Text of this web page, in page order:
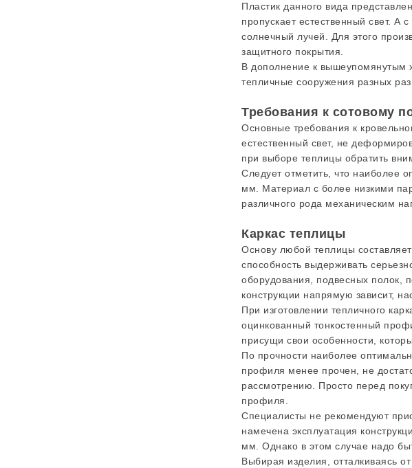
Пластик данного вида
пропускает естественный свет. А
солнечный лучей. Для этого
защитного покрытия.
В дополнение к вышеупомянутым
тепличные сооружения разных
Требования к сотовому
Основные требования к
естественный свет, не
при выборе теплицы обратить
Следует отметить, что наиболее
мм. Материал с более низкими
различного рода механическим
Каркас теплицы
Основу любой теплицы
способность выдерживать
оборудования, подвесных полок,
конструкции напрямую зависит,
При изготовлении тепличного
оцинкованный тонкостенный
присущи свои особенности,
По прочности наиболее
профиля менее прочен, не
рассмотрению. Просто перед
профиля.
Специалисты не рекомендуют
намечена эксплуатация
мм. Однако в этом случае надо
Выбирая изделия, отталкиваясь